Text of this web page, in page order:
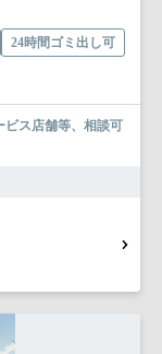
24時間ゴミ出し可
ビス店舗等、相談可